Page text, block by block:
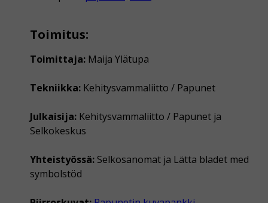
Toimitus:
Toimittaja: Maija Ylätupa
Tekniikka: Kehitysvammaliitto / Papunet
Julkaisija: Kehitysvammaliitto / Papunet ja
Selkokeskus
Yhteistyössä: Selkosanomat ja Lätta bladet med
symbolstöd